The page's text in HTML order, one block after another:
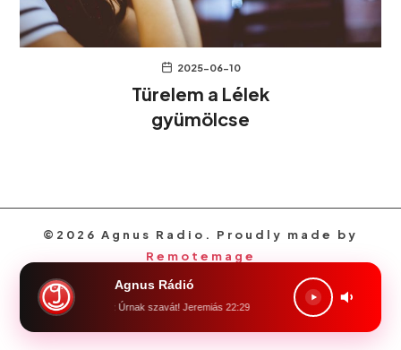
2025-06-10
Türelem a Lélek
gyümölcse
©2026 Agnus Radio. Proudly made by
Remotemage
Agnus Rádió
föld! halld meg az Úrnak szavát! Jeremiás 22:29